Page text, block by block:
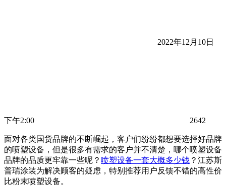
2022年12月10日
下午2:00 2642
面对各类国货品牌的不断崛起，客户们纷纷都想要选择好品牌
的喷塑设备，但是很多有需求的客户并不清楚，哪个喷塑设备
品牌的品质更牢靠一些呢？ 喷塑设备一套大概多少钱 ？江苏斯
普瑞涂装为解决顾客的疑虑，特别推荐用户反馈不错的高性价
比粉末喷塑设备。